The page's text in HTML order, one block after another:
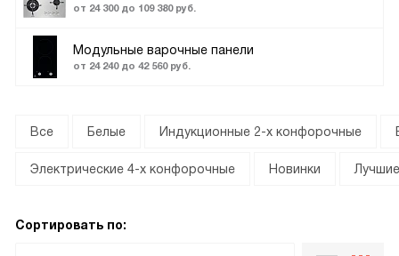
от 24 300 до 109 380 руб.
Модульные варочные панели
от 24 240 до 42 560 руб.
Все Белые Индукционные 2-х конфорочные
Электрические 4-х конфорочные Новинки Лучшие
Сортировать по: